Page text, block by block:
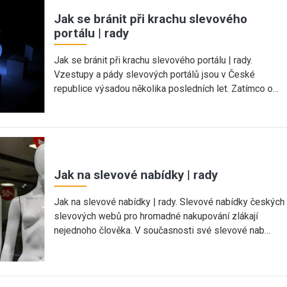
Jak se bránit při krachu slevového
portálu | rady
Jak se bránit při krachu slevového portálu | rady.
Vzestupy a pády slevových portálů jsou v České
republice výsadou několika posledních let. Zatímco o…
Jak na slevové nabídky | rady
Jak na slevové nabídky | rady. Slevové nabídky českých
slevových webů pro hromadné nakupování zlákají
nejednoho člověka. V současnosti své slevové nab…